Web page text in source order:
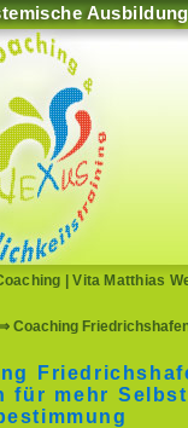
Ausbildung
|Vita Matthias
⇒ Coaching
für mehr